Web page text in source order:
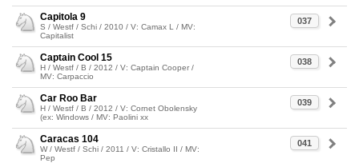
037
Capitola 9
S / Westf / Schi / 2010 / V: Camax L / MV:
Capitalist
038
Captain Cool 15
H / Westf / B / 2012 / V: Captain Cooper /
MV: Carpaccio
039
Car Roo Bar
H / Westf / B / 2012 / V: Cornet Obolensky
(ex: Windows / MV: Paolini xx
041
Caracas 104
W / Westf / Schi / 2011 / V: Cristallo II / MV:
Pep